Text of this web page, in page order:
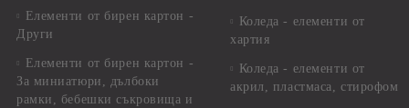
Елементи от бирен картон -
Други
Елементи от бирен картон -
За миниатюри, дълбоки
рамки, бебешки съкровища и
Коледа - елементи от
хартия
Коледа - елементи от
акрил, пластмаса, стирофом